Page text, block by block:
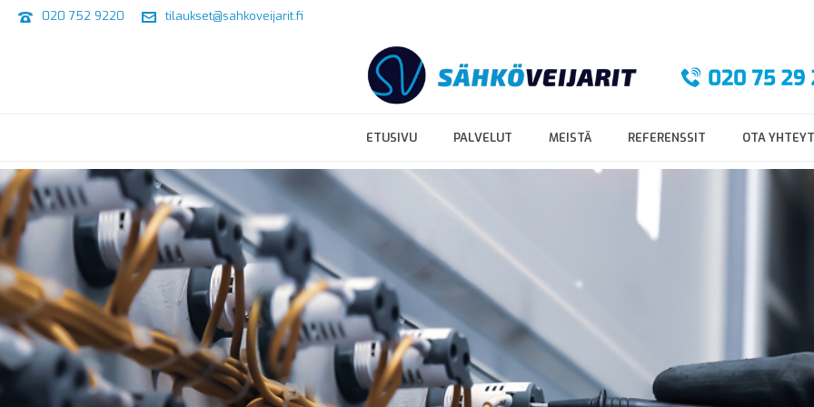
020 752 9220 tilaukset@sahkoveijarit.fi
ETUSIVU PALVELUT MEISTÄ REFERENSSIT OTA